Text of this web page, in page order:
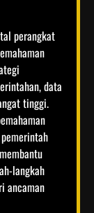
perangkat
data
tinggi.
langkah
ancaman